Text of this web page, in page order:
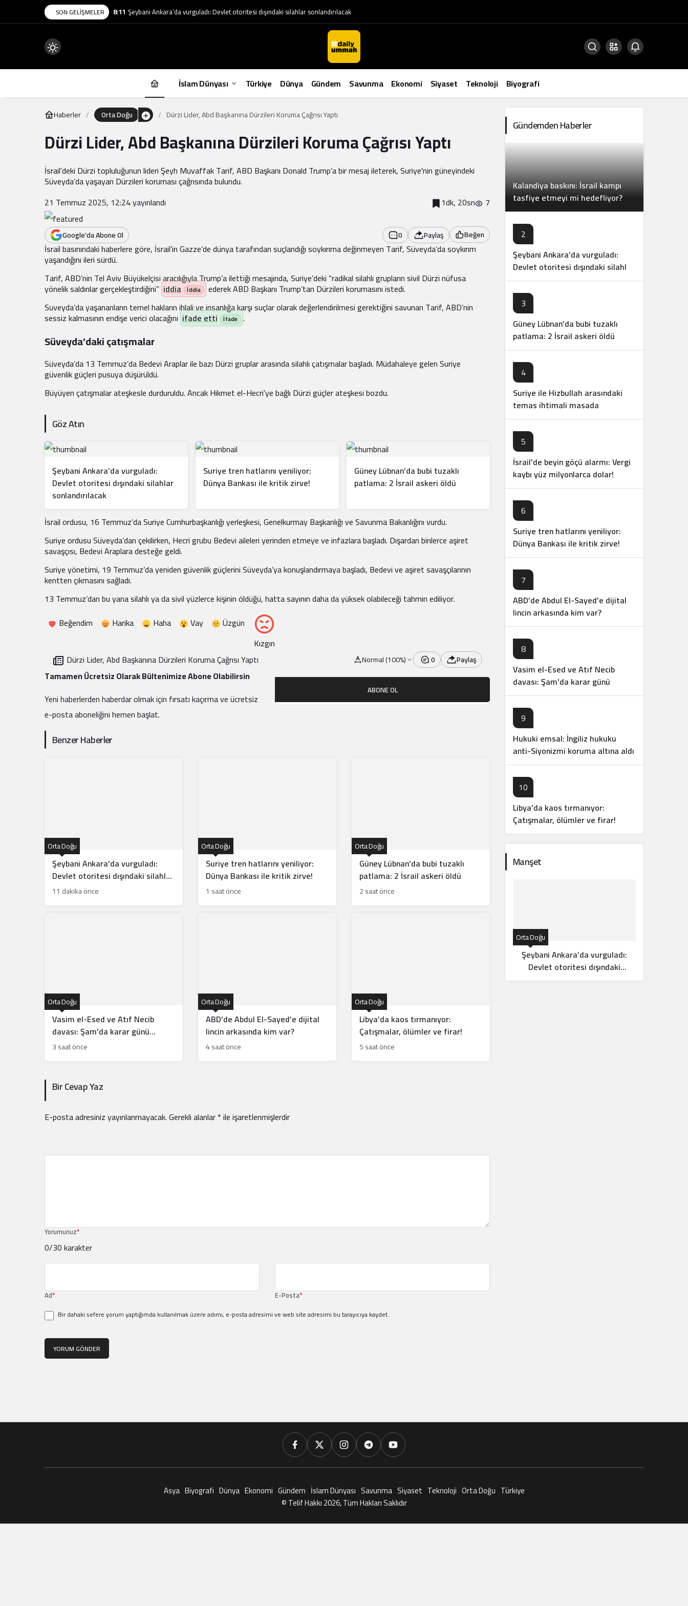
SON GELIŞMELER 8:11 Şeybani Ankara’da vurguladı: Devlet otoritesi dışındaki silahlar sonlandırılacak
Mod
değiştir
İslam Dünyası Türkiye Dünya Gündem Savunma Ekonomi Siyaset Teknoloji Biyografi
Haberler Orta Doğu Dürzi Lider, Abd Başkanına Dürzileri Koruma Çağrısı Yaptı
Dürzi Lider, Abd Başkanına Dürzileri Koruma Çağrısı Yaptı
İsrail’deki Dürzi topluluğunun lideri Şeyh Muvaffak Tarif, ABD Başkanı Donald Trump’a bir mesaj ileterek, Suriye'nin güneyindeki
Süveyda’da yaşayan Dürzileri koruması çağrısında bulundu.
21 Temmuz 2025, 12:24yayınlandı 1dk, 20sn 7
Google'da Abone Ol 0 Paylaş Beğen
İsrail basınındaki haberlere göre, İsrail’in Gazze’de dünya tarafından suçlandığı soykırıma değinmeyen Tarif, Süveyda’da soykırım
yaşandığını ileri sürdü.
Tarif, ABD’nin Tel Aviv Büyükelçisi aracılığıyla Trump’a ilettiği mesajında, Suriye’deki “radikal silahlı grupların sivil Dürzi nüfusa
yönelik saldırılar gerçekleştirdiğini” iddia
ederek ABD Başkanı Trump’tan Dürzileri korumasını istedi.
Suveyda’da yaşananların temel hakların ihlali ve insanlığa karşı suçlar olarak değerlendirilmesi gerektiğini savunan Tarif, ABD’nin
sessiz kalmasının endişe verici olacağını ifade etti .
⁠Süveyda’daki çatışmalar
Süveyda’da 13 Temmuz’da Bedevi Araplar ile bazı Dürzi gruplar arasında silahlı çatışmalar başladı. Müdahaleye gelen Suriye
güvenlik güçleri pusuya düşürüldü.
Büyüyen çatışmalar ateşkesle durduruldu. Ancak Hikmet el-Hecri’ye bağlı Dürzi güçler ateşkesi bozdu.
Göz Atın
Şeybani Ankara’da vurguladı:
Devlet otoritesi dışındaki silahlar
sonlandırılacak
Suriye tren hatlarını yeniliyor:
Dünya Bankası ile kritik zirve!
Güney Lübnan’da bubi tuzaklı
patlama: 2 İsrail askeri öldü
İsrail ordusu, 16 Temmuz’da Suriye Cumhurbaşkanlığı yerleşkesi, Genelkurmay Başkanlığı ve Savunma Bakanlığını vurdu.
Suriye ordusu Süveyda’dan çekilirken, Hecri grubu Bedevi aileleri yerinden etmeye ve infazlara başladı. Dışardan binlerce aşiret
savaşçısı, Bedevi Araplara desteğe geldi.
Suriye yönetimi, 19 Temmuz’da yeniden güvenlik güçlerini Süveyda’ya konuşlandırmaya başladı, Bedevi ve aşiret savaşçılarının
kentten çıkmasını sağladı.
13 Temmuz’dan bu yana silahlı ya da sivil yüzlerce kişinin öldüğü, hatta sayının daha da yüksek olabileceği tahmin ediliyor.
Beğendim
Harika Haha Vay
Üzgün
Kızgın
Dürzi Lider, Abd Başkanına Dürzileri Koruma Çağrısı Yaptı
Normal (100%) 0 Paylaş
Tamamen Ücretsiz Olarak Bültenimize Abone Olabilirsin
Yeni haberlerden haberdar olmak için fırsatı kaçırma ve ücretsiz
e-posta aboneliğini hemen başlat.
ABONE OL
Benzer Haberler
Şeybani Ankara’da vurguladı:
Devlet otoritesi dışındaki silahlar
sonlandırılacak
Orta Doğu
11 dakika önce
Suriye tren hatlarını yeniliyor:
Dünya Bankası ile kritik zirve!
Orta Doğu
1 saat önce
Güney Lübnan’da bubi tuzaklı
patlama: 2 İsrail askeri öldü
Orta Doğu
2 saat önce
Vasim el-Esed ve Atıf Necib
davası: Şam’da karar günü
açıklandı
Orta Doğu
3 saat önce
ABD’de Abdul El-Sayed’e dijital
lincin arkasında kim var?
Orta Doğu
4 saat önce
Libya’da kaos tırmanıyor:
Çatışmalar, ölümler ve firar!
Orta Doğu
5 saat önce
Bir Cevap Yaz
E-posta adresiniz yayınlanmayacak.Gerekli alanlar*ile işaretlenmişlerdir
Yorumunuz*
0/30 karakter
Ad* E-Posta*
Bir dahaki sefere yorum yaptığımda kullanılmak üzere adımı, e-posta adresimi ve web site adresimi bu tarayıcıya kaydet.
YORUM GÖNDER
Gündemden Haberler
Kalandiya baskını: İsrail kampı
tasfiye etmeyi mi hedefliyor?
2
Şeybani Ankara’da vurguladı:
Devlet otoritesi dışındaki silahlar
sonlandırılacak
3
Güney Lübnan’da bubi tuzaklı
patlama: 2 İsrail askeri öldü
4
Suriye ile Hizbullah arasındaki
temas ihtimali masada
5
İsrail’de beyin göçü alarmı: Vergi
kaybı yüz milyonlarca dolar!
6
Suriye tren hatlarını yeniliyor:
Dünya Bankası ile kritik zirve!
7
ABD’de Abdul El-Sayed’e dijital
lincin arkasında kim var?
8
Vasim el-Esed ve Atıf Necib
davası: Şam’da karar günü
açıklandı
9
Hukuki emsal: İngiliz hukuku
anti-Siyonizmi koruma altına aldı
10
Libya’da kaos tırmanıyor:
Çatışmalar, ölümler ve firar!
Manşet
Orta Doğu
Şeybani Ankara’da vurguladı:
Devlet otoritesi dışındaki
Asya Biyografi Dünya Ekonomi Gündem İslam Dünyası Savunma Siyaset Teknoloji Orta Doğu Türkiye
© Telif Hakkı 2026, Tüm Hakları Saklıdır